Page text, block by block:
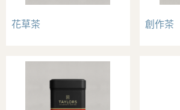
花草茶 創作茶